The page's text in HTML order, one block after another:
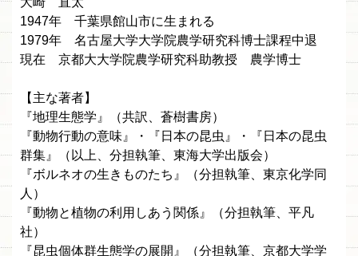
1947年 千葉県館山市に生まれる
1979年 名古屋大学大学院農学研究科博士課程中退
現在 京都大大学院農学研究科助教授 農学博士
【主な著者】
『地理生態学』（共訳、蒼樹書房）
『動物行動の意味』・『日本の昆虫』・『日本の昆虫
群集』（以上、分担執筆、東海大学出版会）
『ボルネオの生きものたち』（分担執筆、東京化学同
人）
『動物と植物の利用しあう関係』（分担執筆、平凡
社）
『昆虫個体群生態学の展開』（分担執筆、京都大学学